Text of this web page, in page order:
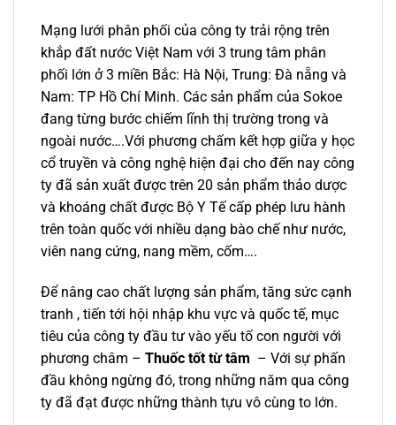
Mạng lưới phân phối của công ty trải rộng trên
khắp đất nước Việt Nam với 3 trung tâm phân
phối lớn ở 3 miền Bắc: Hà Nội, Trung: Đà nẵng và
Nam: TP Hồ Chí Minh. Các sản phẩm của Sokoe
đang từng bước chiếm lĩnh thị trường trong và
ngoài nước….Với phương chấm kết hợp giữa y học
cổ truyền và công nghệ hiện đại cho đến nay công
ty đã sản xuất được trên 20 sản phẩm thảo dược
và khoáng chất được Bộ Y Tế cấp phép lưu hành
trên toàn quốc với nhiều dạng bào chế như nước,
viên nang cứng, nang mềm, cốm….
Để nâng cao chất lượng sản phẩm, tăng sức cạnh
tranh , tiến tới hội nhập khu vực và quốc tế, mục
tiêu của công ty đầu tư vào yếu tố con người với
phương châm – Thuốc tốt từ tâm – Với sự phấn
đầu không ngừng đó, trong những năm qua công
ty đã đạt được những thành tựu vô cùng to lớn.